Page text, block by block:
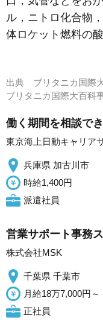
ル，ニトロ化合物
体ロケット燃料の
出典 ブリタニカ国際
ブリタニカ国際大百
働く期間を相談で
東京海上日動キャリア
兵庫県 加古川市
時給1,400円
派遣社員
営業サポート事務
株式会社MSK
千葉県 千葉市
月給18万7,000円～
正社員